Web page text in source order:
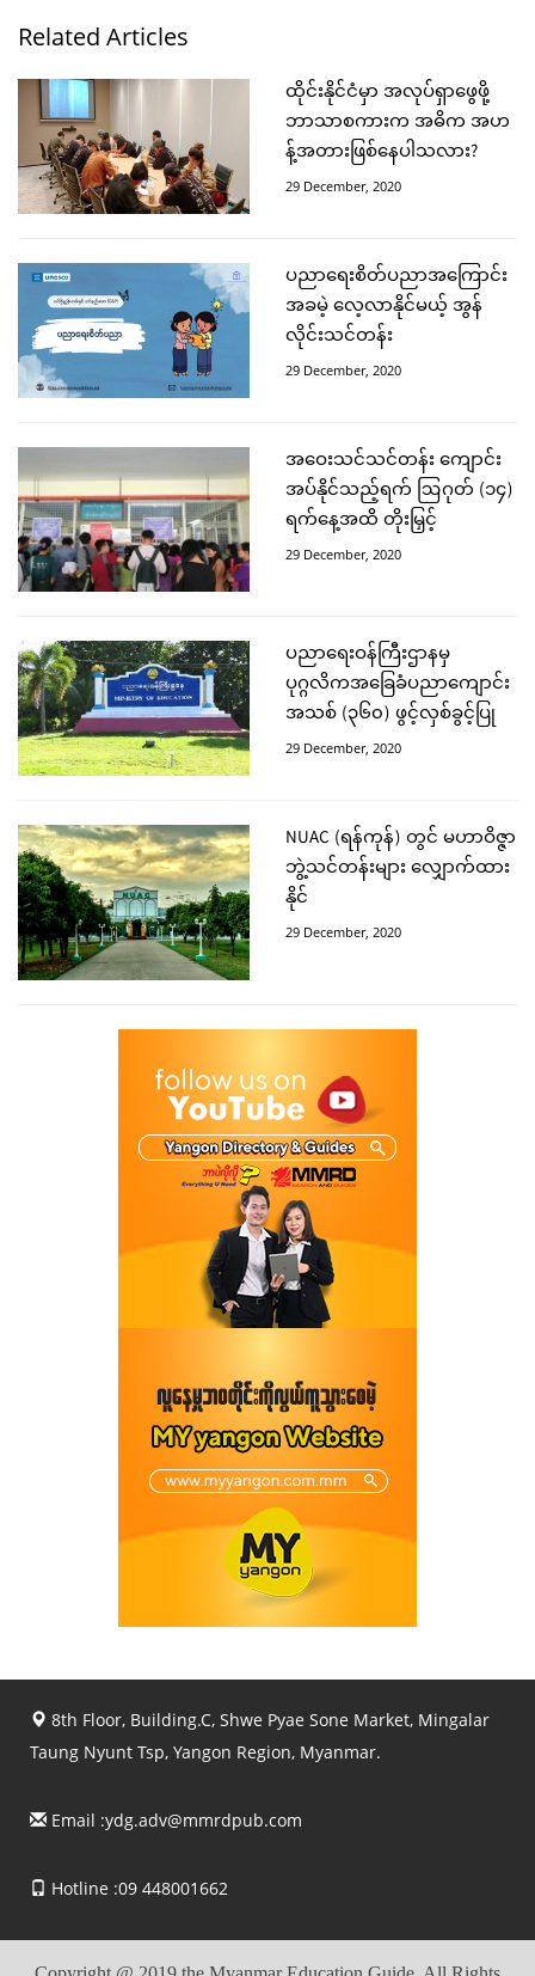
Related Articles
ထိုင်းနိုင်ငံမှာ အလုပ်ရှာဖွေဖို့
ဘာသာစကားက အဓိက အဟ
န့်အတားဖြစ်နေပါသလား?
29 December, 2020
ပညာရေးစိတ်ပညာအကြောင်း
အခမဲ့ လေ့လာနိုင်မယ့် အွန်
လိုင်းသင်တန်း
29 December, 2020
အဝေးသင်သင်တန်း ကျောင်း
အပ်နိုင်သည့်ရက် ဩဂုတ် (၁၄)
ရက်နေ့အထိ တိုးမြှင့်
29 December, 2020
ပညာရေးဝန်ကြီးဌာနမှ
ပုဂ္ဂလိကအခြေခံပညာကျောင်း
အသစ် (၃၆၀) ဖွင့်လှစ်ခွင့်ပြု
29 December, 2020
NUAC (ရန်ကုန်) တွင် မဟာဝိဇ္ဇာ
ဘွဲ့သင်တန်းများ လျှောက်ထား
နိုင်
29 December, 2020
8th Floor, Building.C, Shwe Pyae Sone Market, Mingalar
Taung Nyunt Tsp, Yangon Region, Myanmar.
Email :ydg.adv@mmrdpub.com
Hotline :09 448001662